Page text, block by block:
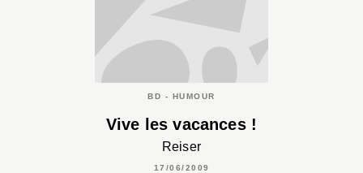
BD - HUMOUR
Vive les vacances !
Reiser
17/06/2009